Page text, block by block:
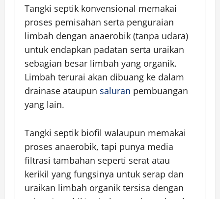
Tangki septik konvensional memakai
proses pemisahan serta penguraian
limbah dengan anaerobik (tanpa udara)
untuk endapkan padatan serta uraikan
sebagian besar limbah yang organik.
Limbah terurai akan dibuang ke dalam
drainase ataupun saluran pembuangan
yang lain.
Tangki septik biofil walaupun memakai
proses anaerobik, tapi punya media
filtrasi tambahan seperti serat atau
kerikil yang fungsinya untuk serap dan
uraikan limbah organik tersisa dengan